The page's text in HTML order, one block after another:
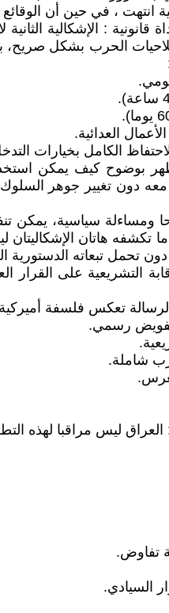
انتهت ، في حين أن
: الإشكالية
الحرب بشكل صريح، بل
العدائية.
الكامل بخيارات
بوضوح كيف يمكن
دون تغيير جوهر
سياسية، يمكن
هاتان الإشكاليتان
تبعاته الدستورية
التشريعية على القرار
الرسالة تعكس فلسفة
تفويض رسمي.
شاملة.
ليس مراقبا لهذه
السيادي.